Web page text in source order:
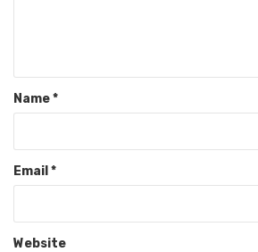
Name*
Email *
Website